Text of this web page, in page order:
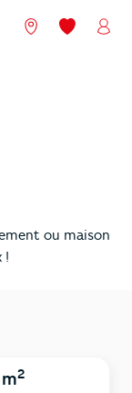
Nos agences
Mes
ou maison
!
2